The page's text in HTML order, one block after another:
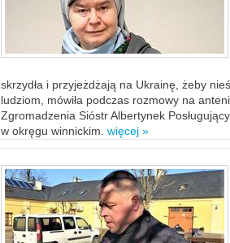
skrzydła i przyjeżdżają na Ukrainę, żeby
ludziom, mówiła podczas rozmowy na
Zgromadzenia Sióstr Albertynek
w okręgu winnickim. więcej »